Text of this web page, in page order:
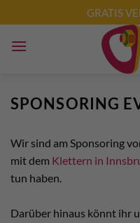
Inhalt
springen
GRATIS
SPONSORING
Wir sind am Sponsoring
mit dem Klettern in
tun haben.
Darüber hinaus könnt ihr